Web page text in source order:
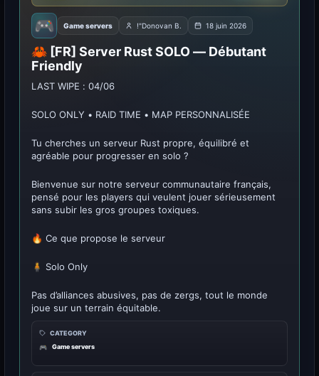
🎮 Game servers !"Donovan B. 18 juin 2026
🦀 [FR] Server Rust SOLO — Débutant
Friendly
LAST WIPE : 04/06
SOLO ONLY • RAID TIME • MAP PERSONNALISÉE
Tu cherches un serveur Rust propre, équilibré et
agréable pour progresser en solo ?
Bienvenue sur notre serveur communautaire français,
pensé pour les players qui veulent jouer sérieusement
sans subir les gros groupes toxiques.
🔥 Ce que propose le serveur
🧍 Solo Only
Pas d’alliances abusives, pas de zergs, tout le monde
joue sur un terrain équitable.
CATEGORY
🎮
Game servers